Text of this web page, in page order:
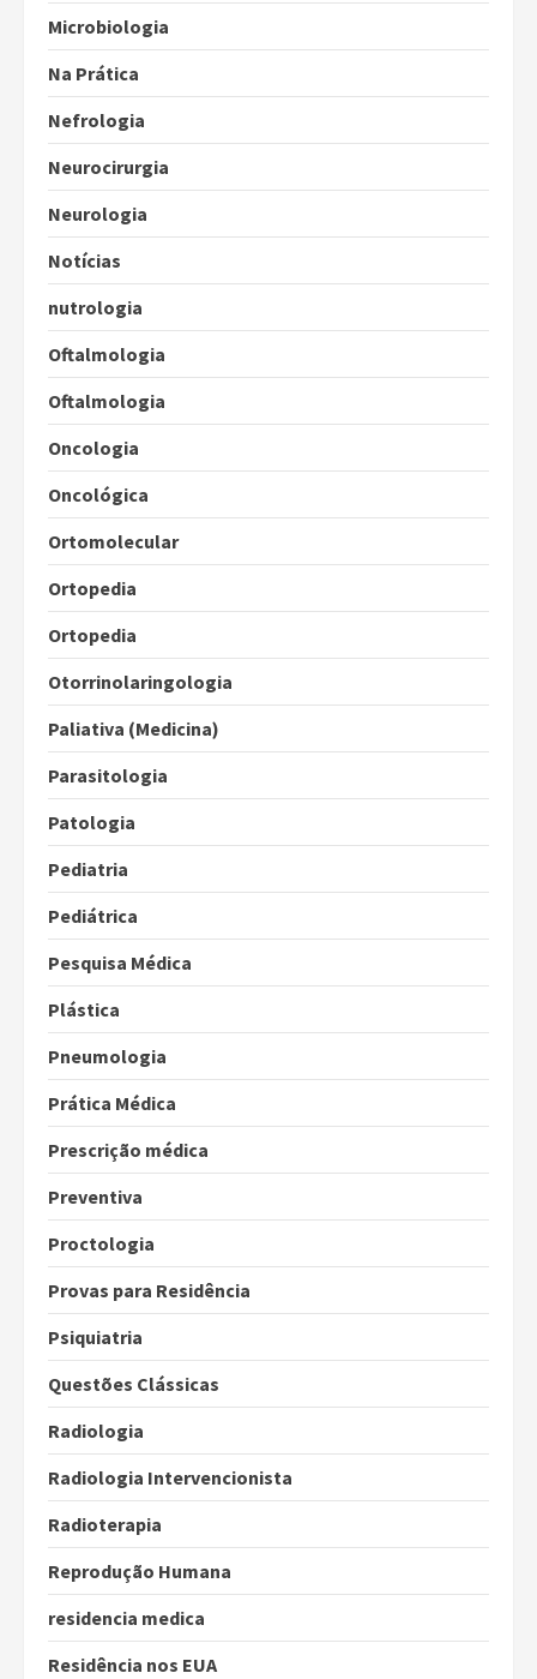
Microbiologia
Na Prática
Nefrologia
Neurocirurgia
Neurologia
Notícias
nutrologia
Oftalmologia
Oftalmologia
Oncologia
Oncológica
Ortomolecular
Ortopedia
Ortopedia
Otorrinolaringologia
Paliativa (Medicina)
Parasitologia
Patologia
Pediatria
Pediátrica
Pesquisa Médica
Plástica
Pneumologia
Prática Médica
Prescrição médica
Preventiva
Proctologia
Provas para Residência
Psiquiatria
Questões Clássicas
Radiologia
Radiologia Intervencionista
Radioterapia
Reprodução Humana
residencia medica
Residência nos EUA